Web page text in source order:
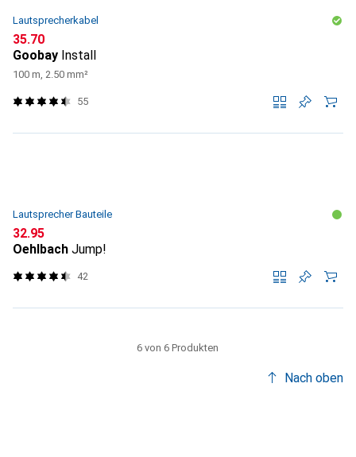
Lautsprecherkabel
CHF
35.70
Goobay Install
100 m, 2.50 mm²
55
Lautsprecher Bauteile
CHF
32.95
Oehlbach Jump!
42
6 von 6 Produkten
Nach oben